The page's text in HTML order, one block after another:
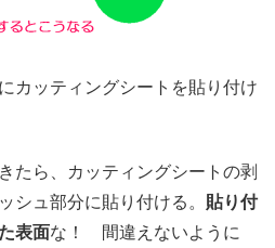
カッティングシートを貼り付け
たら、カッティングシートの剥
シュ部分に貼り付ける。 貼り付
表面な！ 間違えないように